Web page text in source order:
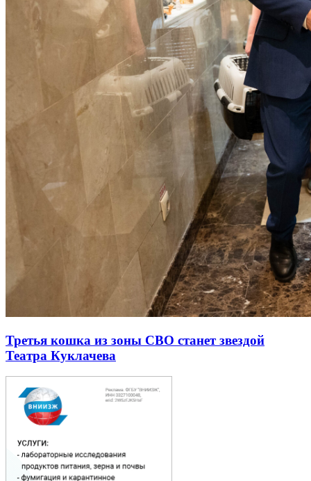
Третья кошка из зоны СВО станет звездой
Театра Куклачева